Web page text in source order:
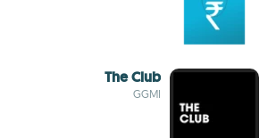
The Club
GGMI